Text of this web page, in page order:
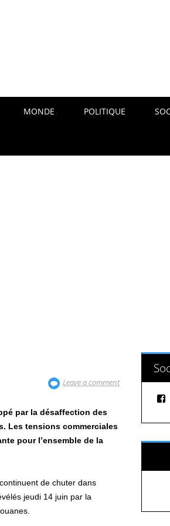
MONDE POLITIQUE
Leave a comment
par la désaffection des
Les tensions commerciales
pour l’ensemble de la
de chuter dans
jeudi 14 juin par la